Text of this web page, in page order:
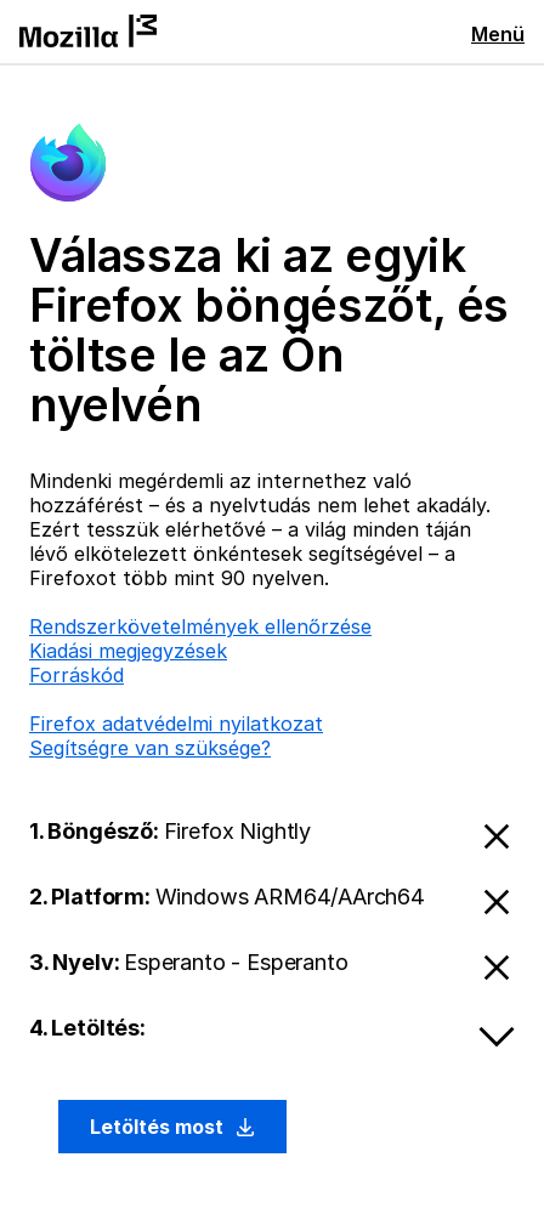
Menü
Válassza ki az egyik
Firefox böngészőt, és
töltse le az Ön
nyelvén
Mindenki megérdemli az internethez való
hozzáférést – és a nyelvtudás nem lehet akadály.
Ezért tesszük elérhetővé – a világ minden táján
lévő elkötelezett önkéntesek segítségével – a
Firefoxot több mint 90 nyelven.
Rendszerkövetelmények ellenőrzése
Kiadási megjegyzések
Forráskód
Firefox adatvédelmi nyilatkozat
Segítségre van szüksége?
1. Böngésző: Firefox Nightly
2. Platform: Windows ARM64/AArch64
3. Nyelv: Esperanto - Esperanto
4. Letöltés:
Letöltés most